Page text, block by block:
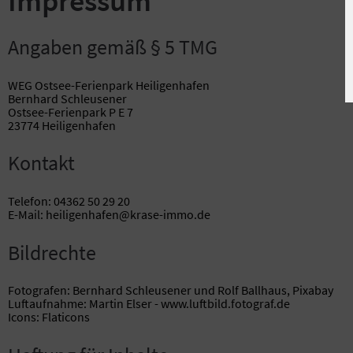
Angaben gemäß § 5 TMG
WEG Ostsee-Ferienpark Heiligenhafen
Bernhard Schleusener
Ostsee-Ferienpark P E 7
23774 Heiligenhafen
Kontakt
Telefon: 04362 50 29 20
E-Mail: heiligenhafen@krase-immo.de
Bildrechte
Fotografen: Bernhard Schleusener und Rolf Ballhaus, Pixabay
Luftaufnahme: Martin Elser - www.luftbild.fotograf.de
Icons: Flaticons